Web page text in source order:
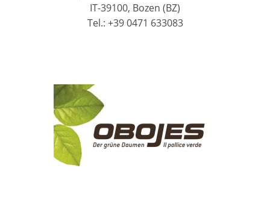
IT-39100, Bozen (BZ)
Tel.: +39 0471 633083